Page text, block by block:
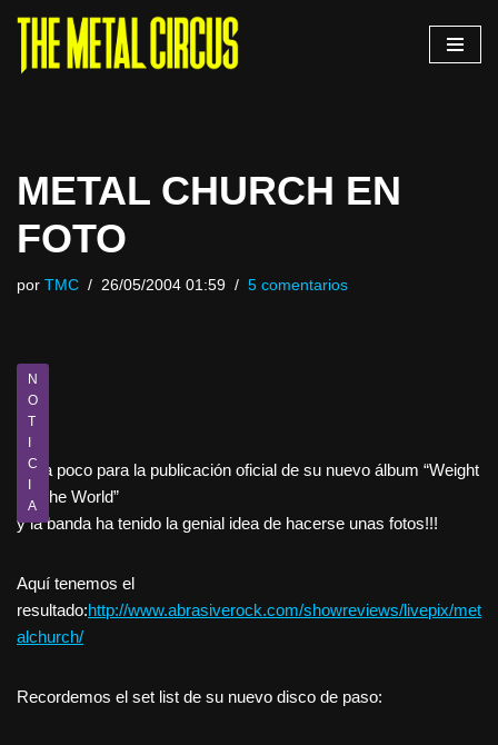
Saltar
METAL CHURCH EN
FOTO
por TMC 26/05/2004 01:59 5 comentarios
N
O
T
I
C
I
A
Falta poco para la publicación oficial de su nuevo álbum “Weight
Of The World”
y la banda ha tenido la genial idea de hacerse unas fotos!!!
Aquí tenemos el
resultado:http://www.abrasiverock.com/showreviews/livepix/met
alchurch/
Recordemos el set list de su nuevo disco de paso: